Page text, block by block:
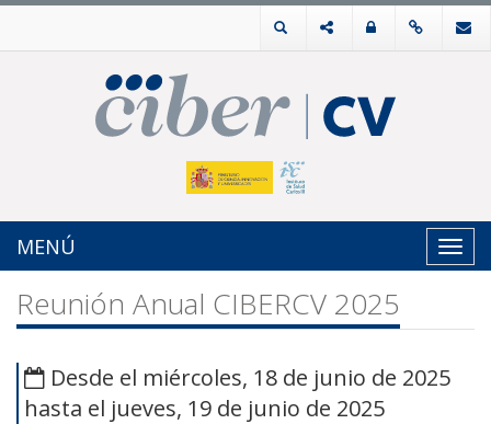
MENÚ
Reunión Anual CIBERCV 2025
Desde el miércoles, 18 de junio de 2025
hasta el jueves, 19 de junio de 2025